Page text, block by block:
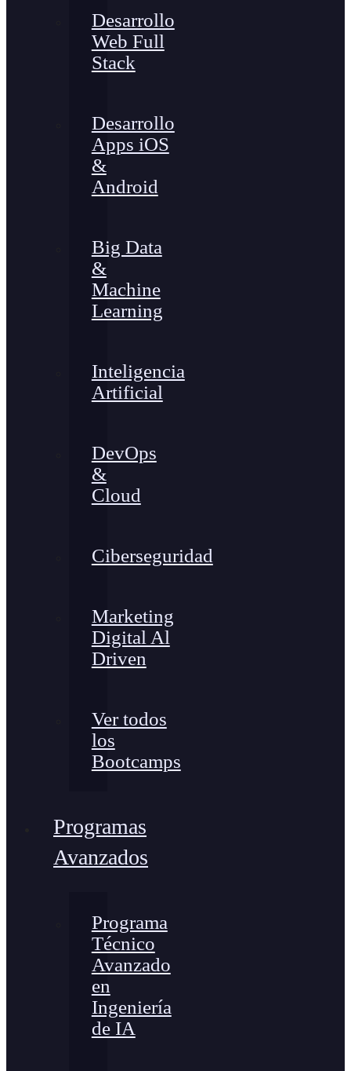
Desarrollo
Web Full
Stack
Desarrollo
Apps iOS
&
Android
Big Data
&
Machine
Learning
Inteligencia
Artificial
DevOps
&
Cloud
Ciberseguridad
Marketing
Digital Al
Driven
Ver todos
los
Bootcamps
Programas
Avanzados
Programa
Técnico
Avanzado
en
Ingeniería
de IA